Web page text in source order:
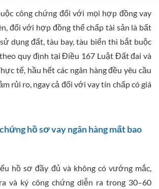
công chứng đối với mọi hợp đồng vay
đối với hợp đồng thế chấp tài sản là bất
dụng đất, tàu bay, tàu biển thì bắt buộc
quy định tại Điều 167 Luật Đất đai và
tế, hầu hết các ngân hàng đều yêu cầu
rủi ro, ngay cả đối với vay tín chấp có giá
hồ sơ vay ngân hàng mất bao
hồ sơ đầy đủ và không có vướng mắc,
và ký công chứng diễn ra trong 30–60